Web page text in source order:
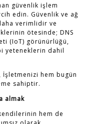
güvenlik işlem
edin. Güvenlik ve ağ
verimlidir ve
ötesinde; DNS
(IoT) görünürlüğü,
yeteneklerin dahil
İşletmenizi hem bugün
sahiptir.
almak
hem de